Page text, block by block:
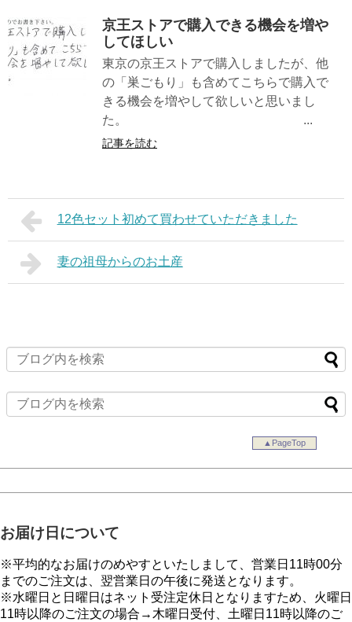
京王ストアで購入できる機会を増や
してほしい
東京の京王ストアで購入しましたが、他
の「巣ごもり」も含めてこちらで購入で
きる機会を増やして欲しいと思いまし
た。 ...
記事を読む
12色セット初めて買わせていただきました
妻の祖母からのお土産
▲PageTop
お届け日について
※平均的なお届けのめやすといたしまして、営業日11時00分
までのご注文は、翌営業日の午後に発送となります。
※水曜日と日曜日はネット受注定休日となりますため、火曜日
11時以降のご注文の場合→木曜日受付、土曜日11時以降のご